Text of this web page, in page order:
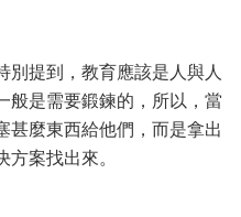
別提到，教育應該是人與人
般是需要鍛鍊的，所以，當
甚麼東西給他們，而是拿出
案找出來。